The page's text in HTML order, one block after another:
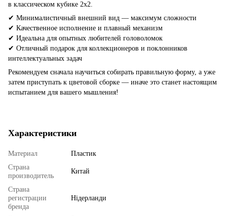
в классическом кубике 2x2.
✔ Минималистичный внешний вид — максимум сложности
✔ Качественное исполнение и плавный механизм
✔ Идеальна для опытных любителей головоломок
✔ Отличный подарок для коллекционеров и поклонников
интеллектуальных задач
Рекомендуем сначала научиться собирать правильную форму, а уже
затем приступать к цветовой сборке — иначе это станет настоящим
испытанием для вашего мышления!
Характеристики
Материал
Пластик
Страна
производитель
Китай
Страна
регистрации
бренда
Нідерланди